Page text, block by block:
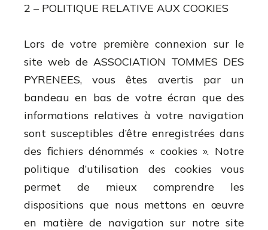
2 – POLITIQUE RELATIVE AUX COOKIES
Lors de votre première connexion sur le
site web de ASSOCIATION TOMMES DES
PYRENEES, vous êtes avertis par un
bandeau en bas de votre écran que des
informations relatives à votre navigation
sont susceptibles d’être enregistrées dans
des fichiers dénommés « cookies ». Notre
politique d’utilisation des cookies vous
permet de mieux comprendre les
dispositions que nous mettons en œuvre
en matière de navigation sur notre site